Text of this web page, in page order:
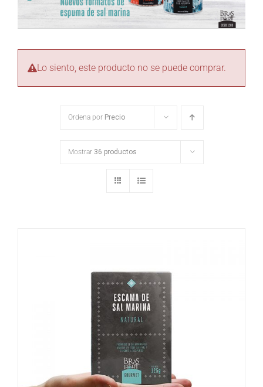
Lo siento, este producto no se puede comprar.
Ordena por Precio
Mostrar 36 productos